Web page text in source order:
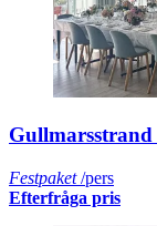
Festpaket/pers
Efterfråga pris